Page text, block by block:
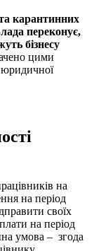
карантинних
переконує,
бізнесу
цими
юридичної
на
на період
своїх
на період
умова – згода